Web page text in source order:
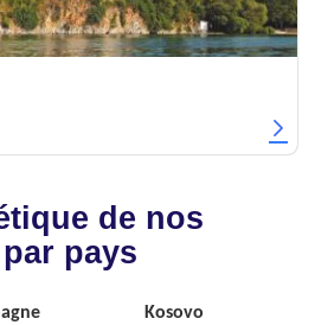
de nos
pays
Kosovo